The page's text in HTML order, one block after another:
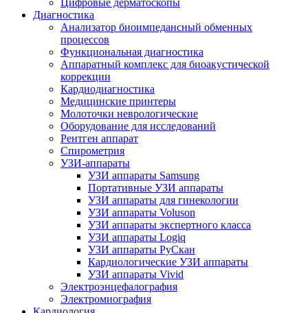
Цифровые дерматоскопы
Диагностика
Анализатор биоимпедансный обменных
процессов
Функциональная диагностика
Аппаратный комплекс для биоакустической
коррекции
Кардиодиагностика
Медицинские принтеры
Молоточки неврологические
Оборудование для исследований
Рентген аппарат
Спирометрия
УЗИ-аппараты
УЗИ аппараты Samsung
Портативные УЗИ аппараты
УЗИ аппараты для гинекологии
УЗИ аппараты Voluson
УЗИ аппараты экспертного класса
УЗИ аппараты Logiq
УЗИ аппараты РуСкан
Кардиологические УЗИ аппараты
УЗИ аппараты Vivid
Электроэнцефалография
Электромиография